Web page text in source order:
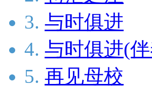
3. 与时俱进
4. 与时俱进(
5. 再见母校